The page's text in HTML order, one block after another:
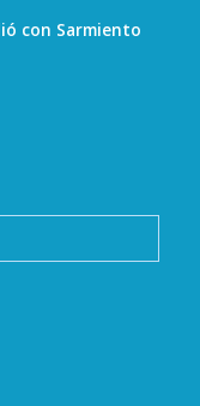
con Sarmiento